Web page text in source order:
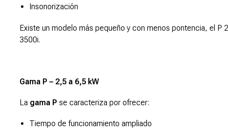
Insonorización
Existe un modelo más pequeño y con menos pontencia, el
3500i.
Gama P – 2,5 a 6,5 kW
La gama P se caracteriza por ofrecer:
Tiempo de funcionamiento ampliado